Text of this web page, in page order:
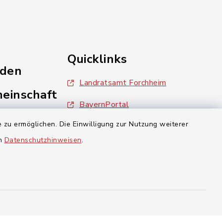
ermöglichen. Die Einwilligung zur Nutzung weiterer
Datenschutzhinweisen.
Gosberg
Quicklinks
Landratsamt Forchheim
BayernPortal
inixmedia